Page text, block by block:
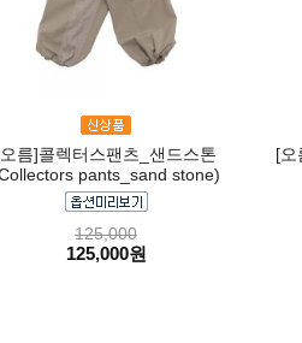
름]콜렉터스팬츠_샌드스톤
pants_sand stone)
125,000
125,000원
[오